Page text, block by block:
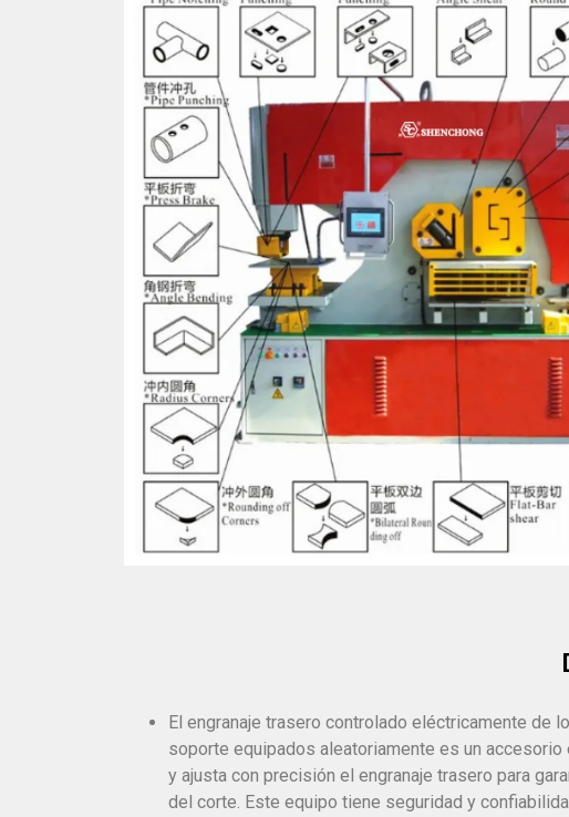
El engranaje trasero controlado eléctricamente de
soporte equipados aleatoriamente es un accesorio
y ajusta con precisión el engranaje trasero para
del corte. Este equipo tiene seguridad y